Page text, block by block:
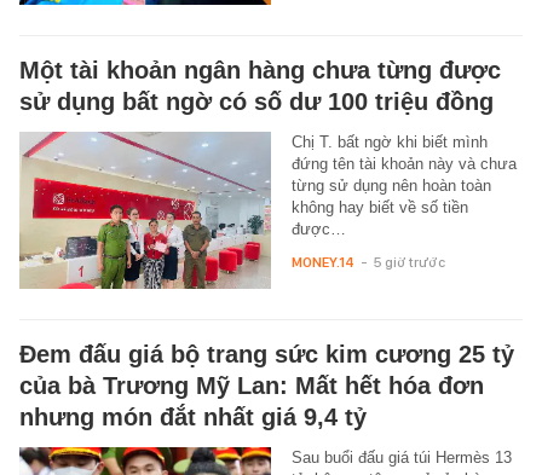
Một tài khoản ngân hàng chưa từng được
sử dụng bất ngờ có số dư 100 triệu đồng
Chị T. bất ngờ khi biết mình
đứng tên tài khoản này và chưa
từng sử dụng nên hoàn toàn
không hay biết về số tiền
được…
MONEY.14 - 5 giờ trước
Đem đấu giá bộ trang sức kim cương 25 tỷ
của bà Trương Mỹ Lan: Mất hết hóa đơn
nhưng món đắt nhất giá 9,4 tỷ
Sau buổi đấu giá túi Hermès 13